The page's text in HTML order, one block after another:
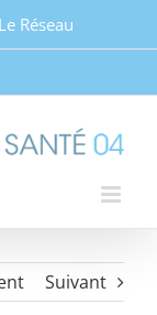
Le Réseau
Suivant